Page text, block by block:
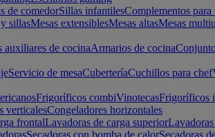
de comedorSillas infantilesComplementos para
sillasMesas extensiblesMesas altasMesas
auxiliares de cocinaArmarios de cocina
Servicio de mesaCuberteríaCuchillos para chef
Frigoríficos combiVinotecasFrigoríficos
verticalesCongeladores horizontales
frontalLavadoras de carga superior
Secadoras con bomba de calorSecadoras